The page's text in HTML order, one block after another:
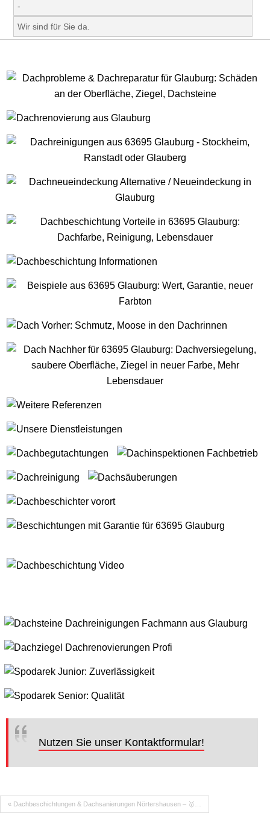
-
Wir sind für Sie da.
Nutzen Sie unser Kontaktformular!
« Dachbeschichtungen & Dachsanierungen Nörtershausen – 🥇…